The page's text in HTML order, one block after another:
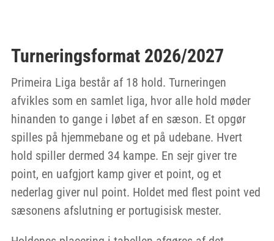
Turneringsformat 2026/2027
Primeira Liga består af 18 hold. Turneringen
afvikles som en samlet liga, hvor alle hold møder
hinanden to gange i løbet af en sæson. Et opgør
spilles på hjemmebane og et på udebane. Hvert
hold spiller dermed 34 kampe. En sejr giver tre
point, en uafgjort kamp giver et point, og et
nederlag giver nul point. Holdet med flest point ved
sæsonens afslutning er portugisisk mester.